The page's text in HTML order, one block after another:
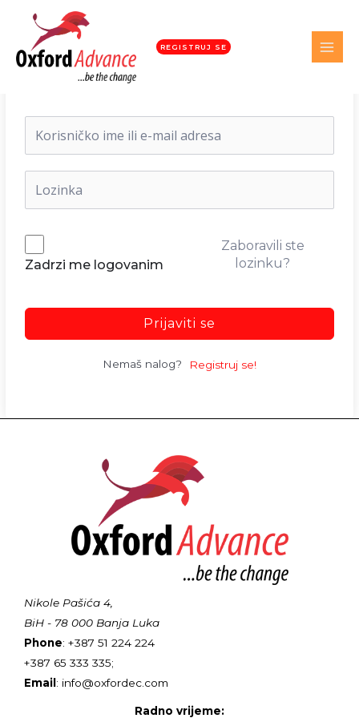
REGISTRUJ SE
Dobrodošli nazad!
Zadrzi me logovanim
Zaboravili ste
lozinku?
Prijaviti se
Nemaš nalog? Registruj se!
Nikole Pašića 4,
BiH - 78 000 Banja Luka
Phone: +387 51 224 224
+387 65 333 335;
Email: info@oxfordec.com
Radno vrijeme: